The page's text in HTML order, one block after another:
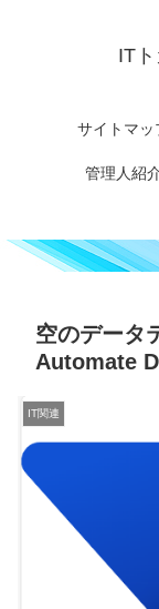
IT
サイトマッ
管理人紹
空のデータ
Automate
IT関連